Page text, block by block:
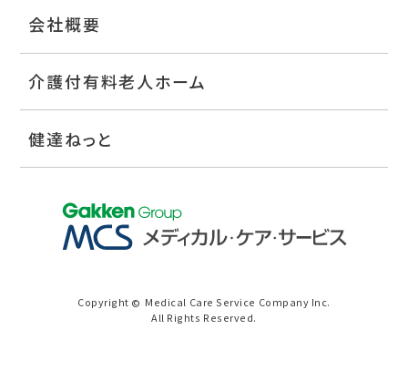
会社概要
介護付有料老人ホーム
健達ねっと
Copyright © Medical Care Service Company Inc.
All Rights Reserved.